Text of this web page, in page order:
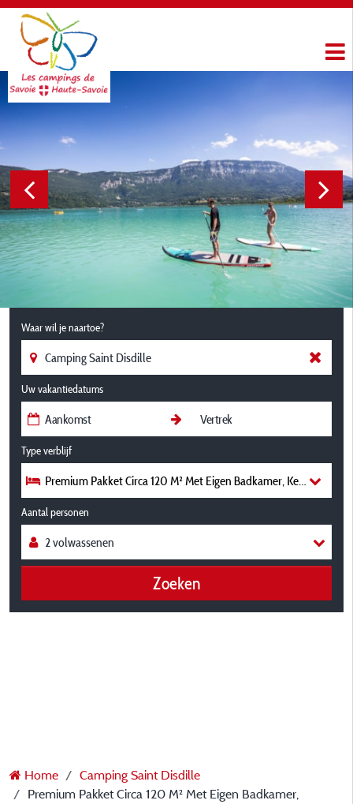
Waar wil je naartoe?
Uw vakantiedatums
Type verblijf
Premium Pakket Circa 120 M² Met Eigen Badkamer,
Aantal personen
Zoeken
Home
Camping Saint Disdille
Premium Pakket Circa 120 M² Met Eigen Badkamer,